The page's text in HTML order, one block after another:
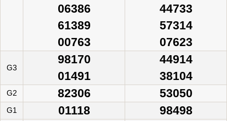
06386
61389
00763
44733
57314
07623
G3
98170
01491
44914
38104
G2 82306 53050
G1 01118 98498